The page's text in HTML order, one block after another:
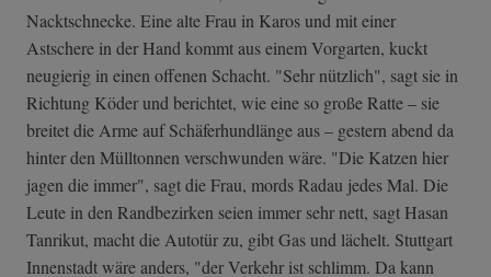
Nacktschnecke. Eine alte Frau in Karos und mit einer
Astschere in der Hand kommt aus einem Vorgarten, kuckt
neugierig in einen offenen Schacht. "Sehr nützlich", sagt sie in
Richtung Köder und berichtet, wie eine so große Ratte – sie
breitet die Arme auf Schäferhundlänge aus – gestern abend da
hinter den Mülltonnen verschwunden wäre. "Die Katzen hier
jagen die immer", sagt die Frau, mords Radau jedes Mal. Die
Leute in den Randbezirken seien immer sehr nett, sagt Hasan
Tanrikut, macht die Autotür zu, gibt Gas und lächelt. Stuttgart
Innenstadt wäre anders, "der Verkehr ist schlimm. Da kann